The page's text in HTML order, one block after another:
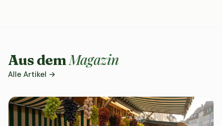
Aus demMagazin
Alle Artikel →